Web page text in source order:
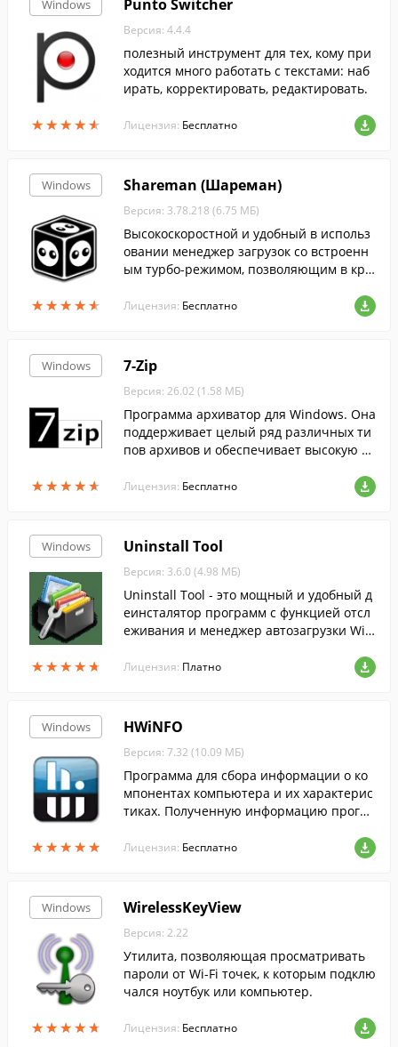
Windows
★★★★★
★★★★★
Punto Switcher
Версия: 4.4.4
полезный инструмент для тех, кому при
ходится много работать с текстами: наб
ирать, корректировать, редактировать.
Лицензия: Бесплатно
Windows
★★★★★
★★★★★
Shareman (Шареман)
Версия: 3.78.218 (6.75 МБ)
Высокоскоростной и удобный в использ
овании менеджер загрузок со встроенн
ым турбо-режимом, позволяющим в кра
вам файл.
Лицензия: Бесплатно
Windows
★★★★★
★★★★★
7-Zip
Версия: 26.02 (1.58 МБ)
Программа архиватор для Windows. Она
поддерживает целый ряд различных ти
пов архивов и обеспечивает высокую ст
Лицензия: Бесплатно
Windows
★★★★★
★★★★★
Uninstall Tool
Версия: 3.6.0 (4.98 МБ)
Uninstall Tool - это мощный и удобный д
еинсталятор программ с функцией отсл
еживания и менеджер автозагрузки Win
Лицензия: Платно
Windows
★★★★★
★★★★★
HWiNFO
Версия: 7.32 (10.09 МБ)
Программа для сбора информации о ко
мпонентах компьютера и их характерис
тиках. Полученную информацию програ
ML и HTML.
Лицензия: Бесплатно
Windows
★★★★★
★★★★★
WirelessKeyView
Версия: 2.22
Утилита, позволяющая просматривать
пароли от Wi-Fi точек, к которым подклю
чался ноутбук или компьютер.
Лицензия: Бесплатно